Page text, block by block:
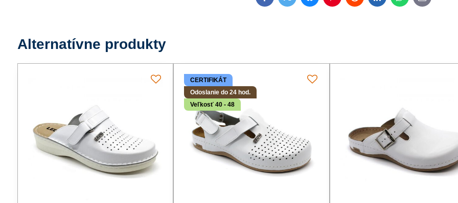
mail
Alternatívne produkty
CERTIFIKÁT
Odoslanie do 24 hod.
Veľkosť 40 - 48